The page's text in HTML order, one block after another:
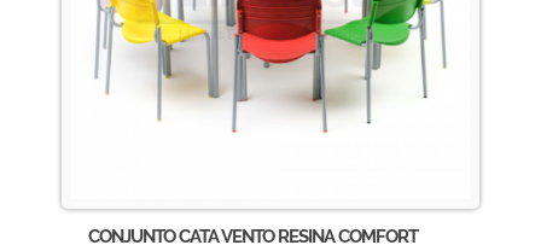
CONJUNTO CATA VENTO RESINA COMFORT